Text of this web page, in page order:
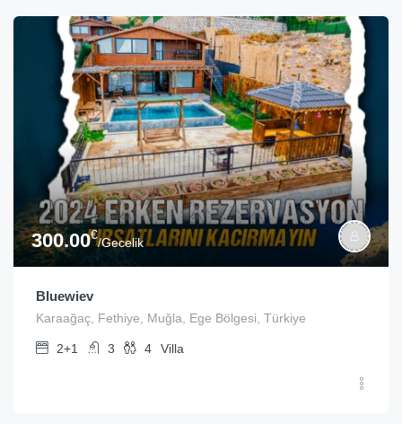
300.00€
/Gecelik
Bluewiev
Karaağaç, Fethiye, Muğla, Ege Bölgesi, Türkiye
2+1 3 4 Villa